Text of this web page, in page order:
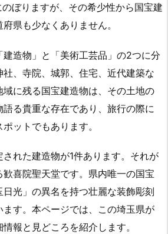
ぼりますが、その希少性から国宝建
県も少なくありません。
造物」と「美術工芸品」の2つに分
、寺院、城郭、住宅、近代建築な
域に残る国宝建造物は、その土地の
る貴重な存在であり、旅行の際に
ットでもあります。
れた建造物が1件あります。それが
喜院聖天堂です。県内唯一の国宝
光」の異名を持つ壮麗な装飾彫刻
す。本ページでは、この埼玉県が
報と見どころを紹介します。